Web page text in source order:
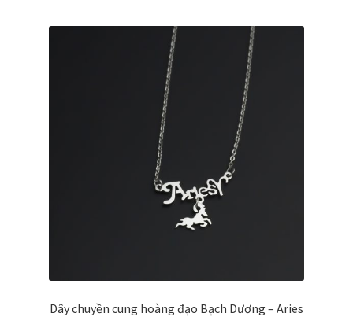
Dây chuyền cung hoàng đạo Bạch Dương – Aries